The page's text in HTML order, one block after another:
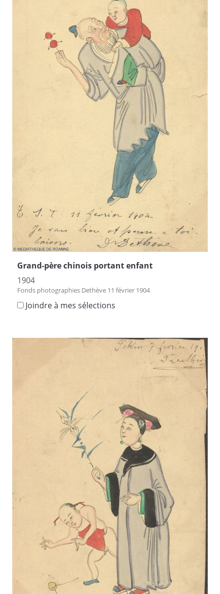
Grand-père chinois portant enfant
1904
Fonds photographies Dethève 11 février 1904
Joindre à mes sélections